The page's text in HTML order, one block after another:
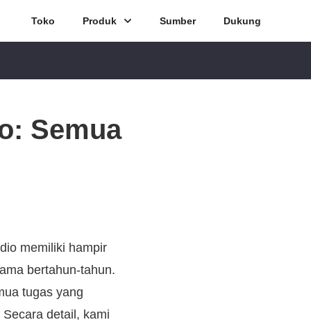
Toko Produk Sumber Dukung
Semua
memiliki hampir
bertahun-tahun.
tugas yang
Secara detail, kami